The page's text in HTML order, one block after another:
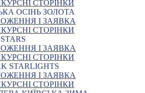
СТОРІНКИ
ОСІНЬ ЗОЛОТА
І ЗАЯВКА
СТОРІНКИ
І ЗАЯВКА
СТОРІНКИ
STARLIGHTS
І ЗАЯВКА
СТОРІНКИ